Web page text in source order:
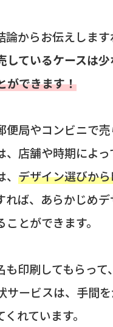
からお伝えします
ているケースは少
ができます！
局やコンビニで
店舗や時期によ
デザイン選びか
れば、あらかじめ
とができます。
印刷してもらっ
ービスは、手間
れています。